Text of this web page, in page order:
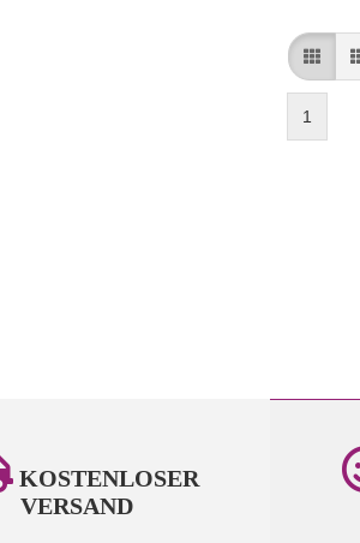
1
KOSTENLOSER
VERSAND